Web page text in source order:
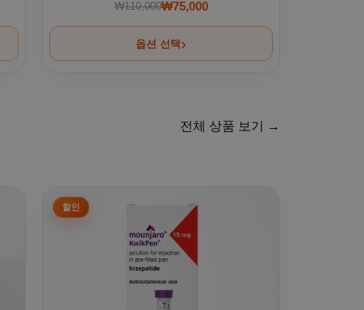
₩110,000원래 가격: ₩110,000.
₩75,000
현재 가격: ₩75,000.
옵션 선택
전체 상품 보기 →
상품 페이지에서 옵션을 선택할 수 있습니다